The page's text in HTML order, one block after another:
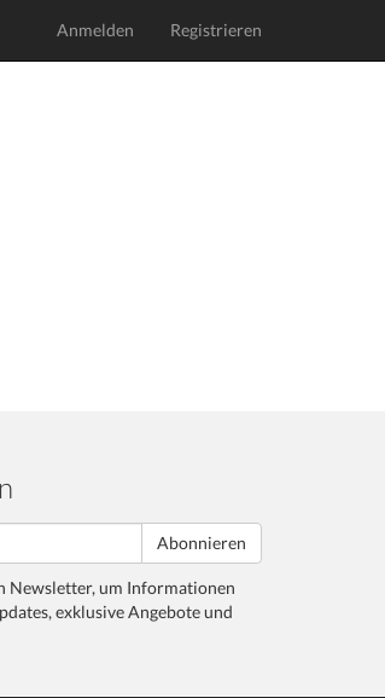
Anmelden Registrieren
Abonnieren
Newsletter, um Informationen
exklusive Angebote und